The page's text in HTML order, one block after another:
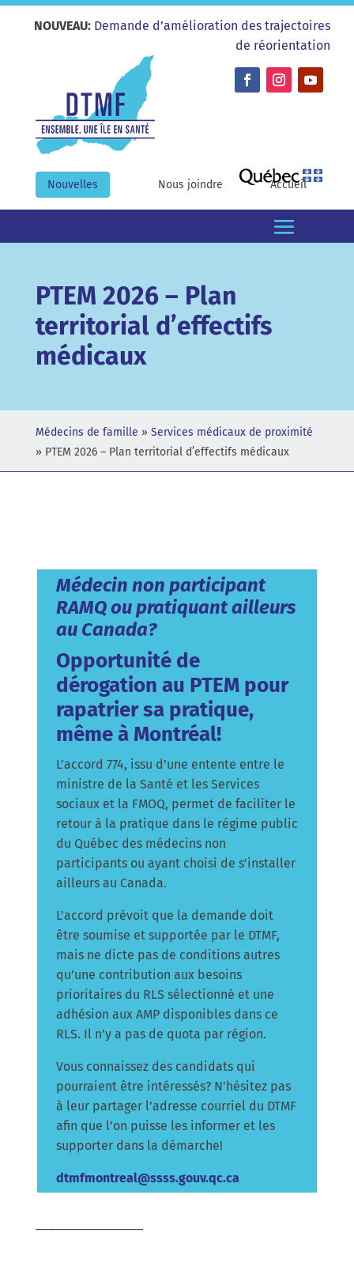
Accueil
Nous joindre
Nouvelles
NOUVEAU: Demande d’amélioration des trajectoires
de réorientation
PTEM 2026 – Plan
territorial d’effectifs
médicaux
Médecins de famille » Services médicaux de proximité
» PTEM 2026 – Plan territorial d’effectifs médicaux
Médecin non participant
RAMQ ou pratiquant ailleurs
au Canada?
Opportunité de
dérogation au PTEM pour
rapatrier sa pratique,
même à Montréal!
L’accord 774, issu d’une entente entre le
ministre de la Santé et les Services
sociaux et la FMOQ, permet de faciliter le
retour à la pratique dans le régime public
du Québec des médecins non
participants ou ayant choisi de s’installer
ailleurs au Canada.
L’accord prévoit que la demande doit
être soumise et supportée par le DTMF,
mais ne dicte pas de conditions autres
qu’une contribution aux besoins
prioritaires du RLS sélectionné et une
adhésion aux AMP disponibles dans ce
RLS. Il n’y a pas de quota par région.
Vous connaissez des candidats qui
pourraient être intéressés? N’hésitez pas
à leur partager l’adresse courriel du DTMF
afin que l’on puisse les informer et les
supporter dans la démarche!
dtmfmontreal@ssss.gouv.qc.ca